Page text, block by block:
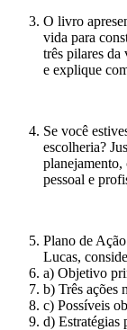
O livro
vida para
três pilares da
e explique
Se você
escolheria?
pessoal e
Plano de
Lucas,
a) Objetivo
b) Três ações
c) Possíveis
d) Estratégias